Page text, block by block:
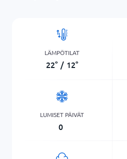
LÄMPÖTILAT
22° / 12°
LUMISET PÄIVÄT
0